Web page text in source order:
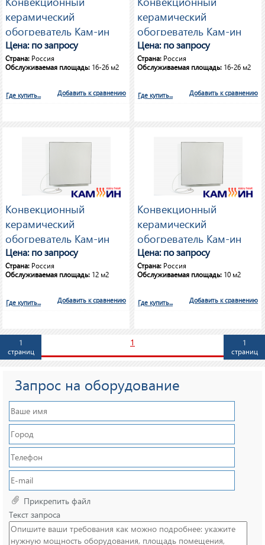
керамический
обогреватель Кам-ин
Easy Heat 950 Вт
Цена: по запросу
Страна: Россия
Обслуживаемая площадь: 16-26 м2
Добавить к сравнению
Где купить...
керамический
обогреватель Кам-ин
Eco Heat 950 Вт
Цена: по запросу
Страна: Россия
Обслуживаемая площадь: 16-26 м2
Добавить к сравнению
Где купить...
Конвекционный
керамический
обогреватель Кам-ин
Eco Heat 525 Вт
Цена: по запросу
Страна: Россия
Обслуживаемая площадь: 12 м2
Добавить к сравнению
Где купить...
Конвекционный
керамический
обогреватель Кам-ин
Easy Heat 475 Вт
Цена: по запросу
Страна: Россия
Обслуживаемая площадь: 10 м2
Добавить к сравнению
Где купить...
1
страниц
1
страниц
1
Запрос на оборудование
Прикрепить файл
Текст запроса